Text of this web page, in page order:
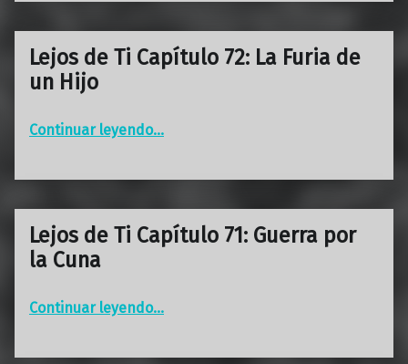
Lejos de Ti Capítulo 72: La Furia de
un Hijo
Continuar leyendo“Lejos de Ti Capítulo 72: La Furia de un Hijo”
…
Lejos de Ti Capítulo 71: Guerra por
la Cuna
Continuar leyendo“Lejos de Ti Capítulo 71: Guerra por la Cuna”
…